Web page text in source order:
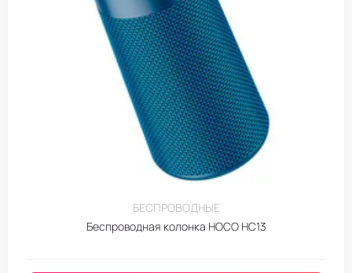
БЕСПРОВОДНЫЕ
Беспроводная колонка HOCO HC13